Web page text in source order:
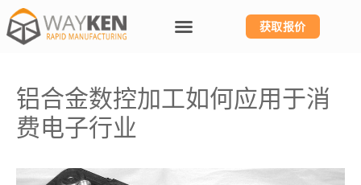
获取报价
铝合金数控加工如何应用于消
费电子行业